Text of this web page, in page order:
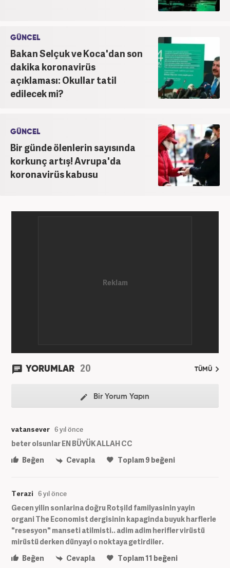
GÜNCEL
Bakan Selçuk ve Koca'dan son
dakika koronavirüs
açıklaması: Okullar tatil
edilecek mi?
GÜNCEL
Bir günde ölenlerin sayısında
korkunç artış! Avrupa'da
koronavirüs kabusu
YORUMLAR 20 TÜMÜ
Bir Yorum Yapın
vatansever 6 yıl önce
beter olsunlar EN BÜYÜK ALLAH CC
Beğen
Cevapla Toplam9 beğeni
Terazi 6 yıl önce
Gecen yilin sonlarina doğru Rotşild familyasinin yayin
organi The Economist dergisinin kapaginda buyuk harflerle
"resesyon" manseti atilmisti.. adim adim herifler virüstü
mirüstü derken dünyayi o noktaya getirdiler.
Beğen
Cevapla Toplam11 beğeni